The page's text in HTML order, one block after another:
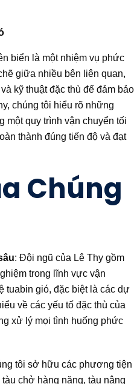
biển là một nhiệm vụ phức
giữa nhiều bên liên quan,
kỹ thuật đặc thù để đảm bảo
chúng tôi hiểu rõ những
một quy trình vận chuyển tối
thành đúng tiến độ và đạt
Chúng
: Đội ngũ của Lê Thy gồm
trong lĩnh vực vận
tuabin gió, đặc biệt là các dự
về các yếu tố đặc thù của
xử lý mọi tình huống phức
tôi sở hữu các phương tiện
chở hàng nặng, tàu nâng